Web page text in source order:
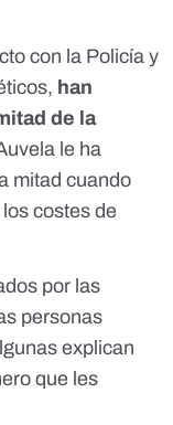
con la Policía y
han
de la
le ha
mitad cuando
costes de
por las
personas
explican
que les